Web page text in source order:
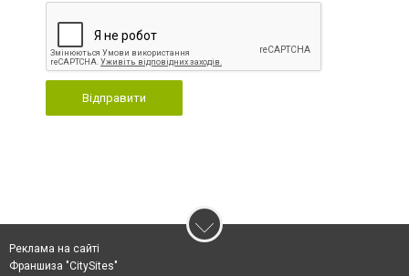
Відправити
Реклама на сайті
Франшиза "CitySites"